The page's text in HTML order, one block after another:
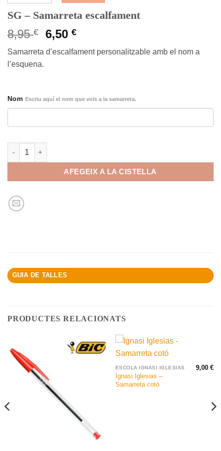
SG – Samarreta escalfament
8,95€
El
preu
original
6,50€El
actual
Samarreta d’escalfament personalitzable amb el nom a
l’esquena.
Nom Escriu aquí el nom que vols a la samarreta.
quantitat de SG - Samarreta escalfament
AFEGEIX A LA CISTELLA
GUIA DE TALLES
PRODUCTES RELACIONATS
ESCOLA IGNASI IGLESIAS
Ignasi Iglesias –
Samarreta cotó
9,00€